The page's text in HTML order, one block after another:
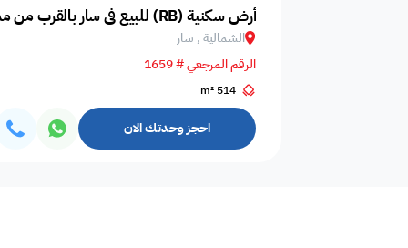
أرض سكنية (RB) للبيع في سار بالقرب من مدرسة سانت كريستوفر
الشمالية , سار
الرقم المرجعي # 1659
514 m²
احجز وحدتك الان